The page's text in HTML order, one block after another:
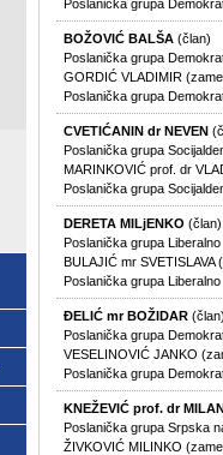
Poslanička grupa
BOŽOVIĆ BALŠA (član)
Poslanička grupa
GORDIĆ VLADIMIR
Poslanička grupa
CVETIĆANIN dr NEVEN
Poslanička grupa
MARINKOVIĆ prof. dr
Poslanička grupa
DERETA MILjENKO (član)
Poslanička grupa
BULAJIĆ mr SVETISLAVA
Poslanička grupa
ĐELIĆ mr BOŽIDAR (član)
Poslanička grupa
VESELINOVIĆ JANKO
Poslanička grupa
KNEŽEVIĆ prof. dr
Poslanička grupa Srpska
ŽIVKOVIĆ MILINKO